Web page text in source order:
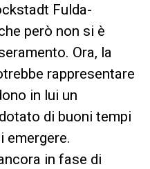
Fulda-
però non si è
Ora, la
rappresentare
in lui un
di buoni tempi
emergere.
in fase di